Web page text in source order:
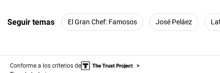
Seguir temas El Gran Chef: Famosos José Peláez
Conforme a los criterios de